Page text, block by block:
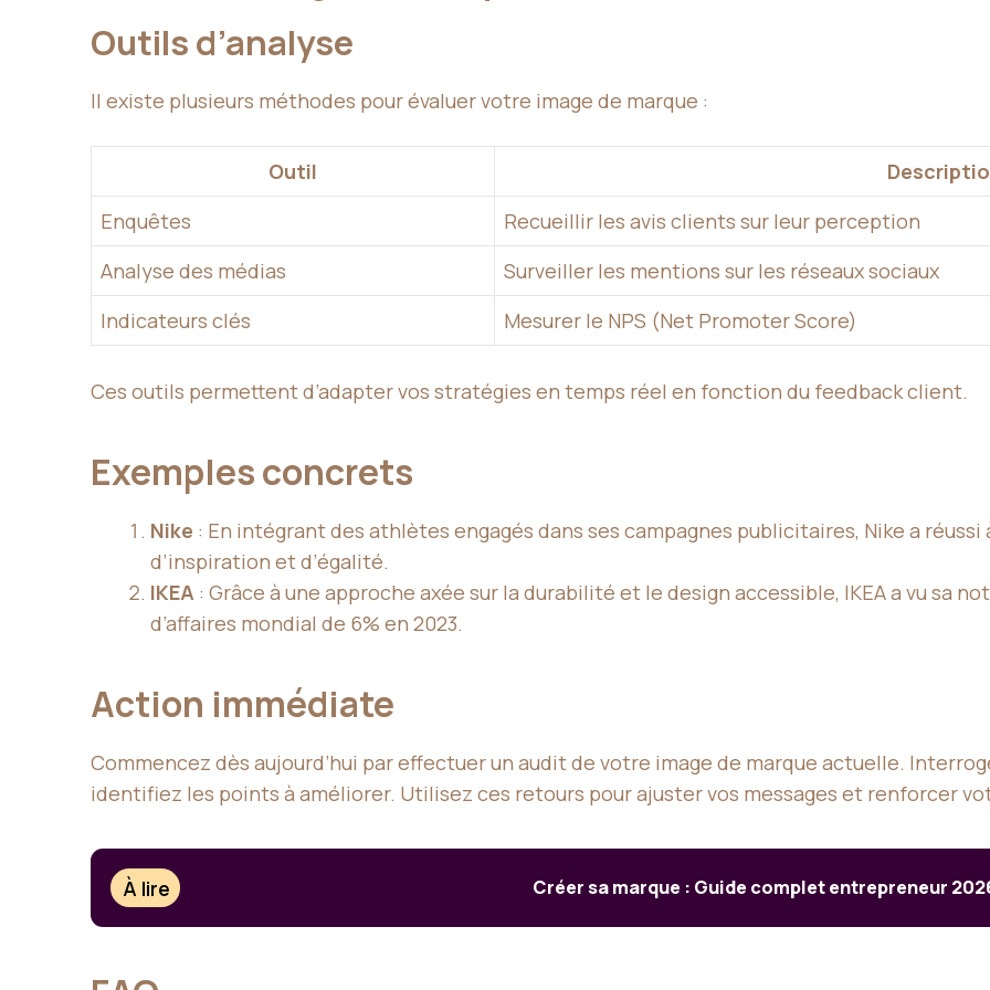
Outils d’analyse
Il existe plusieurs méthodes pour évaluer votre image de marque :
Outil
Enquêtes
Recueillir les avis clients sur leur perception
Analyse des médias
Surveiller les mentions sur les réseaux sociaux
Indicateurs clés
Mesurer le NPS (Net Promoter Score)
Ces outils permettent d’adapter vos stratégies en temps réel en fonction du feedback client.
Exemples concrets
Nike : En intégrant des athlètes engagés dans ses campagnes publicitaires, Nike a
d’inspiration et d’égalité.
IKEA : Grâce à une approche axée sur la durabilité et le design accessible, IKEA a vu sa
d’affaires mondial de 6% en 2023.
Action immédiate
Commencez dès aujourd’hui par effectuer un audit de votre image de marque actuelle.
identifiez les points à améliorer. Utilisez ces retours pour ajuster vos messages et renforcer
À lire Créer sa marque : Guide complet entrepreneur